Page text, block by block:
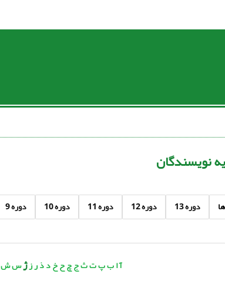
نویسندگان
دوره 13 دوره 12 دوره 11 دوره 10 دوره 9
آابپتثجچحخدذرزژسش